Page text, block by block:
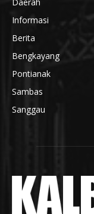
Informasi
Berita
Bengkayang
Pontianak
Sambas
Sanggau